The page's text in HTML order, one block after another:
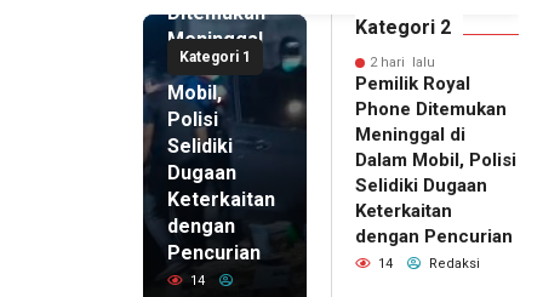
Kategori 1
Ditemukan
Meninggal
di Dalam
Mobil,
Polisi
Selidiki
Dugaan
Keterkaitan
dengan
Pencurian
14
Kategori 2
2 hari lalu
Pemilik Royal
Phone Ditemukan
Meninggal di
Dalam Mobil, Polisi
Selidiki Dugaan
Keterkaitan
dengan Pencurian
14 Redaksi